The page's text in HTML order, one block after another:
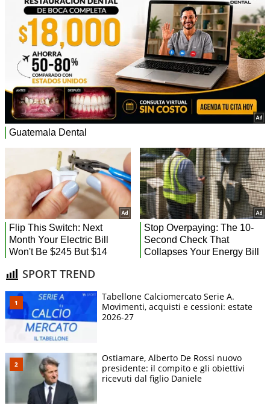
SPORT TREND
Tabellone Calciomercato Serie A.
Movimenti, acquisti e cessioni: estate
2026-27
Ostiamare, Alberto De Rossi nuovo
presidente: il compito e gli obiettivi
ricevuti dal figlio Daniele